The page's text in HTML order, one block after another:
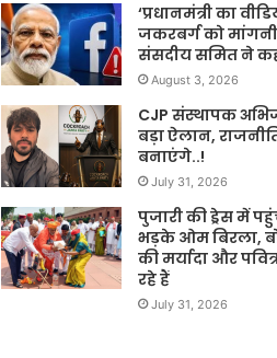
‘प्रधानमंत्री का
जकरबर्ग को मांगनी
संसदीय समित ने
August 3, 2026
CJP संस्थापक
बड़ा ऐलान,
बनाएंगे..!
July 31, 2026
पुजारी की ड्रेस में
भड़के ओम बिरला,
की मर्यादा और
रहे हैं
July 31, 2026